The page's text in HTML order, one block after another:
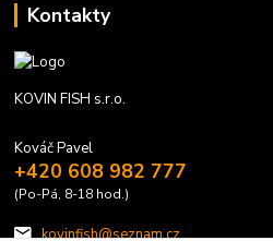
Kontakty
KOVIN FISH s.r.o.
Kováč Pavel
+420 608 982 777
(Po-Pá, 8-18 hod.)
kovinfish@seznam.cz